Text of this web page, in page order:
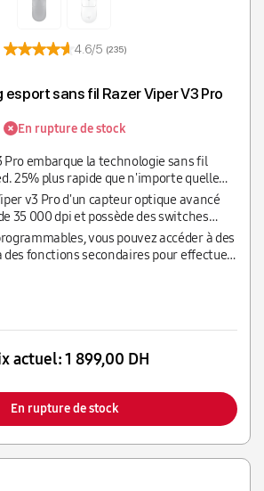
4.6/5 (235)
esport sans fil Razer Viper V3 Pro
En rupture de stock
Pro embarque la technologie sans fil
25% plus rapide que n'importe quelle
de jeu sans fil
v3 Pro d'un capteur optique avancé
35 000 dpi et possède des switches
de vous fournir des clics rapides et
vous pouvez accéder à des
des fonctions secondaires pour effectuer
actuel:1 899,00 DH
En rupture de stock